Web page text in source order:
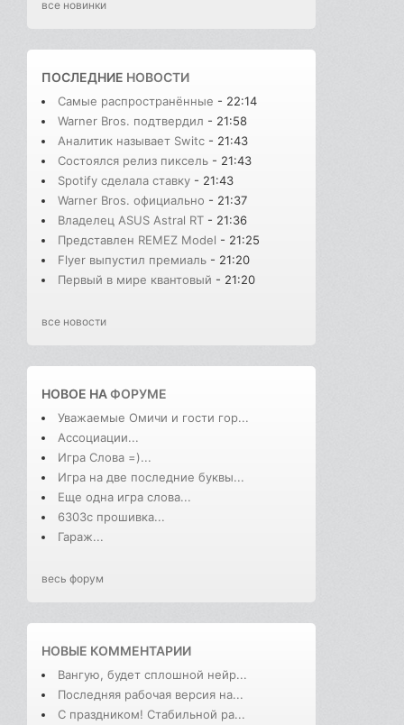
все новинки
ПОСЛЕДНИЕ НОВОСТИ
Самые распространённые - 22:14
Warner Bros. подтвердил - 21:58
Аналитик называет Switc - 21:43
Состоялся релиз пиксель - 21:43
Spotify сделала ставку - 21:43
Warner Bros. официально - 21:37
Владелец ASUS Astral RT - 21:36
Представлен REMEZ Model - 21:25
Flyer выпустил премиаль - 21:20
Первый в мире квантовый - 21:20
все новости
НОВОЕ НАФОРУМЕ
Уважаемые Омичи и гости гор...
Ассоциации...
Игра Слова =)...
Игра на две последние буквы...
Еще одна игра слова...
6303с прошивка...
Гараж...
весь форум
НОВЫЕ КОММЕНТАРИИ
Вангую, будет сплошной нейр...
Последняя рабочая версия на...
С праздником! Стабильной ра...